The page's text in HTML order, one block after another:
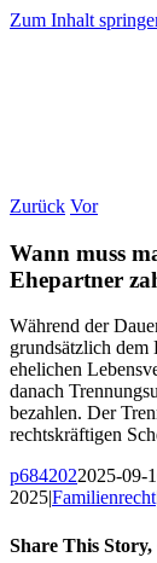
Zum Inhalt
Zurück Vor
Wann muss
Ehepartner
Während der
grundsätzlich
ehelichen
danach
bezahlen. Der
rechtskräftigen
p6842022025-09-
2025|Familienrecht|
Share This